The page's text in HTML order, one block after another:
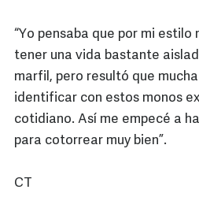
“Yo pensaba que por mi estilo
tener una vida bastante
marfil, pero resultó que
identificar con estos monos
cotidiano. Así me empecé a
para cotorrear muy bien”.
CT